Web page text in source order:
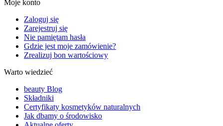
Moje konto
Zaloguj się
Zarejestruj się
Nie pamiętam hasła
Gdzie jest moje zamówienie?
Zrealizuj bon wartościowy
Warto wiedzieć
beauty Blog
Składniki
Certyfikaty kosmetyków naturalnych
Jak dbamy o środowisko